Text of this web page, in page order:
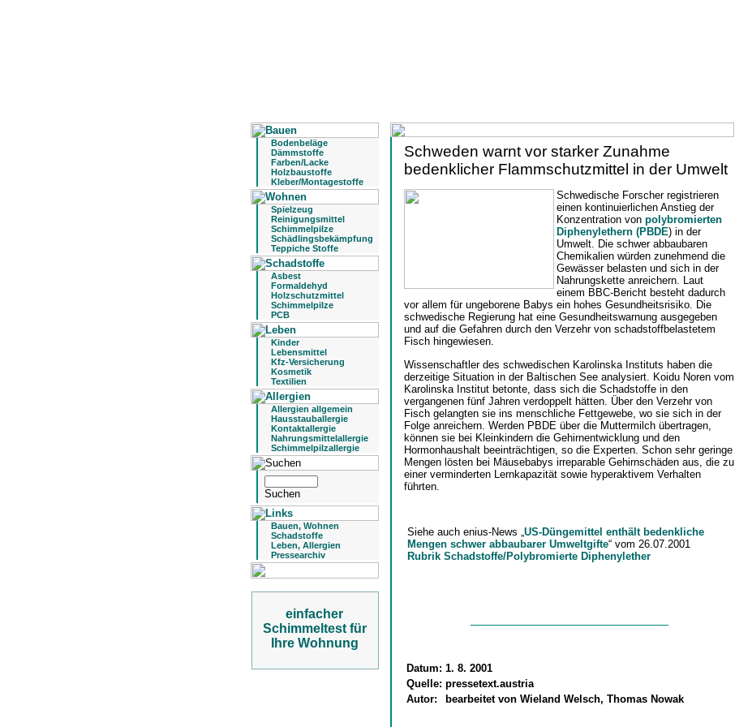
Bodenbeläge
Dämmstoffe
Farben/Lacke
Holzbaustoffe
Kleber/Montagestoffe
Spielzeug
Reinigungsmittel
Schimmelpilze
Schädlingsbekämpfung
Teppiche Stoffe
Asbest
Formaldehyd
Holzschutzmittel
Schimmelpilze
PCB
Kinder
Lebensmittel
Kfz-Versicherung
Kosmetik
Textilien
Allergien allgemein
Hausstauballergie
Kontaktallergie
Nahrungsmittelallergie
Schimmelpilzallergie
Bauen, Wohnen
Schadstoffe
Leben, Allergien
Pressearchiv
einfacher
Schimmeltest für
Ihre Wohnung
Schweden warnt vor starker Zunahme
bedenklicher Flammschutzmittel in der Umwelt
Schwedische Forscher registrieren
einen kontinuierlichen Anstieg der
Konzentration von polybromierten
Diphenylethern (PBDE) in der
Umwelt. Die schwer abbaubaren
Chemikalien würden zunehmend die
Gewässer belasten und sich in der
Nahrungskette anreichern. Laut
einem BBC-Bericht besteht dadurch
vor allem für ungeborene Babys ein hohes Gesundheitsrisiko. Die
schwedische Regierung hat eine Gesundheitswarnung ausgegeben
und auf die Gefahren durch den Verzehr von schadstoffbelastetem
Fisch hingewiesen.
Wissenschaftler des schwedischen Karolinska Instituts haben die
derzeitige Situation in der Baltischen See analysiert. Koidu Noren vom
Karolinska Institut betonte, dass sich die Schadstoffe in den
vergangenen fünf Jahren verdoppelt hätten. Über den Verzehr von
Fisch gelangten sie ins menschliche Fettgewebe, wo sie sich in der
Folge anreichern. Werden PBDE über die Muttermilch übertragen,
können sie bei Kleinkindern die Gehirnentwicklung und den
Hormonhaushalt beeinträchtigen, so die Experten. Schon sehr geringe
Mengen lösten bei Mäusebabys irreparable Gehirnschäden aus, die zu
einer verminderten Lernkapazität sowie hyperaktivem Verhalten
führten.
Siehe auch enius-News „US-Düngemittel enthält bedenkliche
Mengen schwer abbaubarer Umweltgifte“ vom 26.07.2001
Rubrik Schadstoffe/Polybromierte Diphenylether
Datum: 1. 8. 2001
Quelle: pressetext.austria
Autor:
bearbeitet von Wieland Welsch, Thomas Nowak